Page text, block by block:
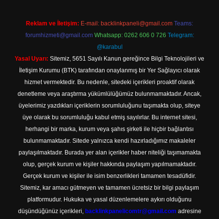
Reklam ve İletişim: E-mail: backlinkpaneli@gmail.com Teams:
forumhizmeti@gmail.com Whatsapp: 0262 606 0 726 Telegram:
@karabul
Yasal Uyarı: Sitemiz, 5651 Sayılı Kanun gereğince Bilgi Teknolojileri ve
İletişim Kurumu (BTK) tarafından onaylanmış bir Yer Sağlayıcı olarak
hizmet vermektedir. Bu nedenle, sitedeki içerikleri proaktif olarak
denetleme veya araştırma yükümlülüğümüz bulunmamaktadır. Ancak,
üyelerimiz yazdıkları içeriklerin sorumluluğunu taşımakta olup, siteye
üye olarak bu sorumluluğu kabul etmiş sayılırlar. Bu internet sitesi,
herhangi bir marka, kurum veya şahıs şirketi ile hiçbir bağlantısı
bulunmamaktadır. Sitede yalnızca kendi hazırladığımız makaleler
paylaşılmaktadır. Burada yer alan içerikler haber niteliği taşımamakta
olup, gerçek kurum ve kişiler hakkında paylaşım yapılmamaktadır.
Gerçek kurum ve kişiler ile isim benzerlikleri tamamen tesadüfidir.
Sitemiz, kar amacı gütmeyen ve tamamen ücretsiz bir bilgi paylaşım
platformudur. Hukuka ve yasal düzenlemelere aykırı olduğunu
düşündüğünüz içerikleri, backlinkpanelicomtr@gmail.com adresine